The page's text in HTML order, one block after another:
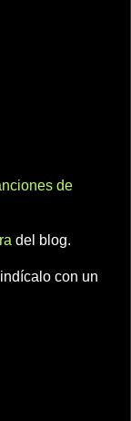
de
del blog.
con un